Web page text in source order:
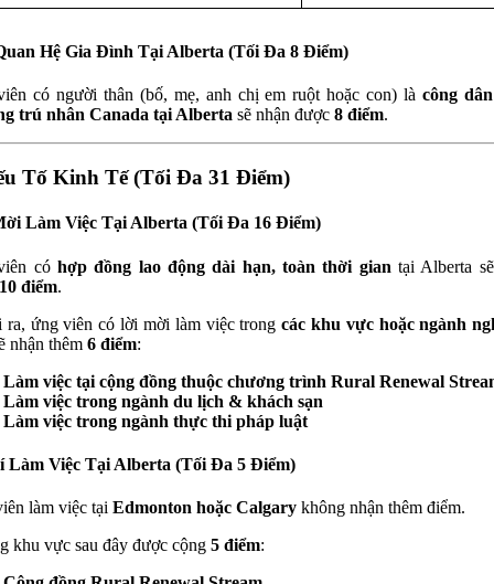
Hệ Gia Đình Tại Alberta (Tối Đa 8 Điểm)
có người thân (bố, mẹ, anh chị em ruột hoặc con) làcông
trú nhân Canada tại Alberta sẽ nhận được 8 điểm.
Tố Kinh Tế (Tối Đa 31 Điểm)
Làm Việc Tại Alberta (Tối Đa 16 Điểm)
có hợp đồng lao động dài hạn, toàn thời gian tại Alberta
10 điểm.
ra, ứng viên có lời mời làm việc trongcác khu vực hoặc ngành
nhận thêm 6 điểm:
Làm việc tại cộng đồng thuộc chương trình Rural Renewal
Làm việc trong ngành du lịch & khách sạn
Làm việc trong ngành thực thi pháp luật
Làm Việc Tại Alberta (Tối Đa 5 Điểm)
làm việc tại Edmonton hoặc Calgary không nhận thêm điểm.
khu vực sau đây được cộng 5 điểm: